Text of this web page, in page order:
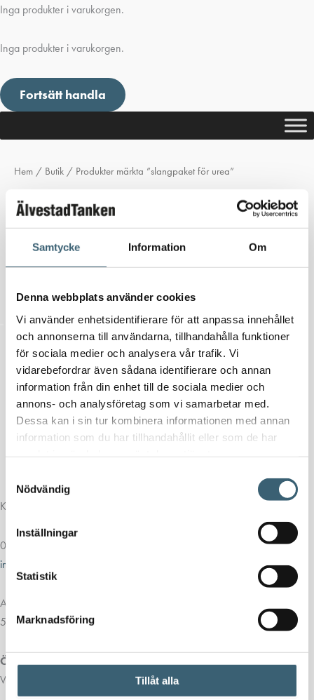
Samtycke Information Om
Denna webbplats använder cookies
Vi använder enhetsidentifierare för att anpassa innehållet
och annonserna till användarna, tillhandahålla funktioner
för sociala medier och analysera vår trafik. Vi
vidarebefordrar även sådana identifierare och annan
information från din enhet till de sociala medier och
annons- och analysföretag som vi samarbetar med.
Dessa kan i sin tur kombinera informationen med annan
information som du har tillhandahållit eller som de har
Nödvändig
Inställningar
Statistik
Marknadsföring
Tillåt alla
Inga produkter i varukorgen.
Inga produkter i varukorgen.
Fortsätt handla
Hem / Butik / Produkter märkta ”slangpaket för urea”
slangpaket för urea
Inga produkter hittades som motsvarar ditt val.
Kontakt
013-39 30 90
info@alvestadtanken.se
Algolgatan 7
583 30 Linköping
Öppettider butik:
Vardagar 07.00 - 16.00